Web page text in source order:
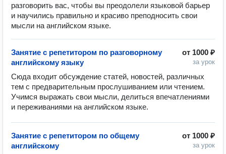
разговорить вас, чтобы вы преодолели языковой барьер
и научились правильно и красиво преподносить свои
мысли на английском языке.
от 1000 ₽
за урок
Занятие с репетитором по разговорному
английскому языку
Сюда входит обсуждение статей, новостей, различных
тем с предварительным прослушиванием или чтением.
Учимся выражать свои мысли, делиться впечатлениями
и переживаниями на английском языке.
от 1000 ₽
за урок
Занятие с репетитором по общему
английскому